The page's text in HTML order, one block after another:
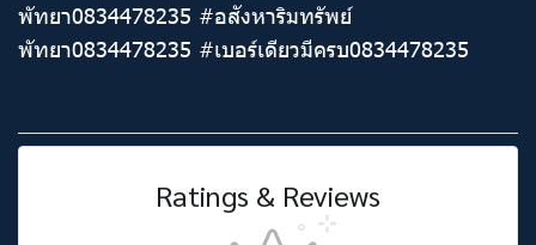
พัทยา0834478235 #อสังหาริมทรัพย์
พัทยา0834478235 #เบอร์เดียวมีครบ0834478235
Ratings & Reviews